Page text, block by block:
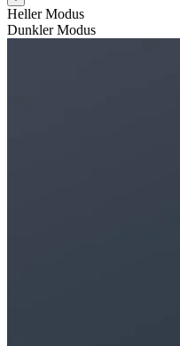
Heller Modus
Dunkler Modus